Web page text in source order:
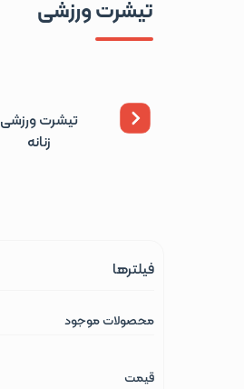
تیشرت ورزشی
تیشرت ورزشی
زنانه
فیلترها
محصولات موجود
قیمت